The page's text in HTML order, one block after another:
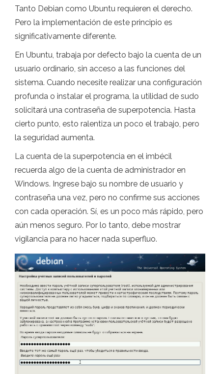
Tanto Debian como Ubuntu requieren el derecho.
Pero la implementación de este principio es
significativamente diferente.
En Ubuntu, trabaja por defecto bajo la cuenta de un
usuario ordinario, sin acceso a las funciones del
sistema. Cuando necesite realizar una configuración
profunda o instalar el programa, la utilidad de sudo
solicitará una contraseña de superpotencia. Hasta
cierto punto, esto ralentiza un poco el trabajo, pero
la seguridad aumenta.
La cuenta de la superpotencia en el imbécil
recuerda algo de la cuenta de administrador en
Windows. Ingrese bajo su nombre de usuario y
contraseña una vez, pero no confirme sus acciones
con cada operación. Sí, es un poco más rápido, pero
aún menos seguro. Por lo tanto, debe mostrar
vigilancia para no hacer nada superfluo.